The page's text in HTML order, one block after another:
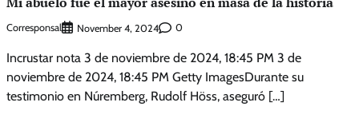
Corresponsal November 4, 2024 0
Incrustar nota 3 de noviembre de 2024, 18:45 PM 3 de
noviembre de 2024, 18:45 PM Getty ImagesDurante su
testimonio en Núremberg, Rudolf Höss, aseguró […]